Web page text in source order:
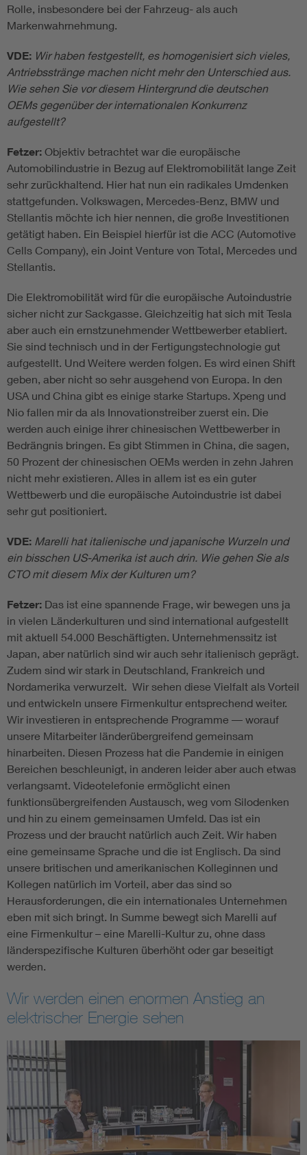
Rolle, insbesondere bei der Fahrzeug- als auch
Markenwahrnehmung.
VDE: Wir haben festgestellt, es homogenisiert sich vieles,
Antriebsstränge machen nicht mehr den Unterschied aus.
Wie sehen Sie vor diesem Hintergrund die deutschen
OEMs gegenüber der internationalen Konkurrenz
aufgestellt?
Fetzer: Objektiv betrachtet war die europäische
Automobilindustrie in Bezug auf Elektromobilität lange Zeit
sehr zurückhaltend. Hier hat nun ein radikales Umdenken
stattgefunden. Volkswagen, Mercedes-Benz, BMW und
Stellantis möchte ich hier nennen, die große Investitionen
getätigt haben. Ein Beispiel hierfür ist die ACC (Automotive
Cells Company), ein Joint Venture von Total, Mercedes und
Stellantis.
Die Elektromobilität wird für die europäische Autoindustrie
sicher nicht zur Sackgasse. Gleichzeitig hat sich mit Tesla
aber auch ein ernstzunehmender Wettbewerber etabliert.
Sie sind technisch und in der Fertigungstechnologie gut
aufgestellt. Und Weitere werden folgen. Es wird einen Shift
geben, aber nicht so sehr ausgehend von Europa. In den
USA und China gibt es einige starke Startups. Xpeng und
Nio fallen mir da als Innovationstreiber zuerst ein. Die
werden auch einige ihrer chinesischen Wettbewerber in
Bedrängnis bringen. Es gibt Stimmen in China, die sagen,
50 Prozent der chinesischen OEMs werden in zehn Jahren
nicht mehr existieren. Alles in allem ist es ein guter
Wettbewerb und die europäische Autoindustrie ist dabei
sehr gut positioniert.
VDE: Marelli hat italienische und japanische Wurzeln und
ein bisschen US-Amerika ist auch drin. Wie gehen Sie als
CTO mit diesem Mix der Kulturen um?
Fetzer: Das ist eine spannende Frage, wir bewegen uns ja
in vielen Länderkulturen und sind international aufgestellt
mit aktuell 54.000 Beschäftigten. Unternehmenssitz ist
Japan, aber natürlich sind wir auch sehr italienisch geprägt.
Zudem sind wir stark in Deutschland, Frankreich und
Nordamerika verwurzelt. Wir sehen diese Vielfalt als Vorteil
und entwickeln unsere Firmenkultur entsprechend weiter.
Wir investieren in entsprechende Programme –– worauf
unsere Mitarbeiter länderübergreifend gemeinsam
hinarbeiten. Diesen Prozess hat die Pandemie in einigen
Bereichen beschleunigt, in anderen leider aber auch etwas
verlangsamt. Videotelefonie ermöglicht einen
funktionsübergreifenden Austausch, weg vom Silodenken
und hin zu einem gemeinsamen Umfeld. Das ist ein
Prozess und der braucht natürlich auch Zeit. Wir haben
eine gemeinsame Sprache und die ist Englisch. Da sind
unsere britischen und amerikanischen Kolleginnen und
Kollegen natürlich im Vorteil, aber das sind so
Herausforderungen, die ein internationales Unternehmen
eben mit sich bringt. In Summe bewegt sich Marelli auf
eine Firmenkultur – eine Marelli-Kultur zu, ohne dass
länderspezifische Kulturen überhöht oder gar beseitigt
werden.
Wir werden einen enormen Anstieg an
elektrischer Energie sehen